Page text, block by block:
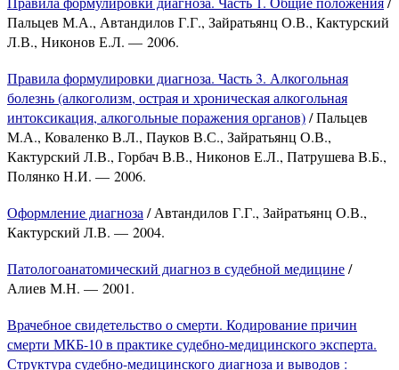
Пальцев М.А., Автандилов Г.Г., Зайратьянц О.В., Кактурский
Л.В., Никонов Е.Л. — 2006.
Правила формулировки диагноза. Часть 3. Алкогольная
болезнь (алкоголизм, острая и хроническая алкогольная
интоксикация, алкогольные поражения органов)/ Пальцев
М.А., Коваленко В.Л., Пауков В.С., Зайратьянц О.В.,
Кактурский Л.В., Горбач В.В., Никонов Е.Л., Патрушева В.Б.,
Полянко Н.И. — 2006.
Оформление диагноза / Автандилов Г.Г., Зайратьянц О.В.,
Кактурский Л.В. — 2004.
Патологоанатомический диагноз в судебной медицине/
Алиев М.Н. — 2001.
Врачебное свидетельство о смерти. Кодирование причин
смерти МКБ-10 в практике судебно-медицинского эксперта.
Структура судебно-медицинского диагноза и выводов :